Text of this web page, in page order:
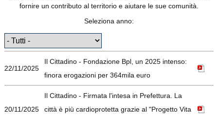
fornire un contributo al territorio e aiutare le sue comunità.
Seleziona anno:
22/11/2025
Il Cittadino - Fondazione Bpl, un 2025 intenso:
finora erogazioni per 364mila euro
20/11/2025
Il Cittadino - Firmata l'intesa in Prefettura. La
città è più cardioprotetta grazie al "Progetto Vita